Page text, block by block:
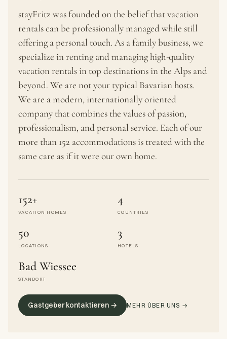
stayFritz was founded on the belief that vacation
rentals can be professionally managed while still
offering a personal touch. As a family business, we
specialize in renting and managing high-quality
vacation rentals in top destinations in the Alps and
beyond. We are not your typical Bavarian hosts.
We are a modern, internationally oriented
company that combines the values of passion,
professionalism, and personal service. Each of our
more than 152 accommodations is treated with the
same care as if it were our own home.
152+
VACATION HOMES
4
COUNTRIES
50
LOCATIONS
3
HOTELS
Bad Wiessee
STANDORT
Gastgeber kontaktieren → MEHR ÜBER UNS →